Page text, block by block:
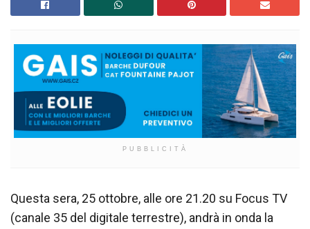
PUBBLICITÀ
Questa sera, 25 ottobre, alle ore 21.20 su Focus TV
(canale 35 del digitale terrestre), andrà in onda la